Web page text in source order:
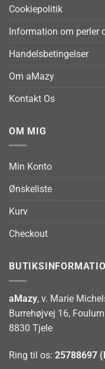
Cookiepolitik
Information om perler
Handelsbetingelser
Om aMazy
Kontakt Os
OM MIG
Min Konto
Ønskeliste
Kurv
Checkout
aMazy, v. Marie
Burrehøjvej 16, Foulum
8830 Tjele
Ring til os: 25788697